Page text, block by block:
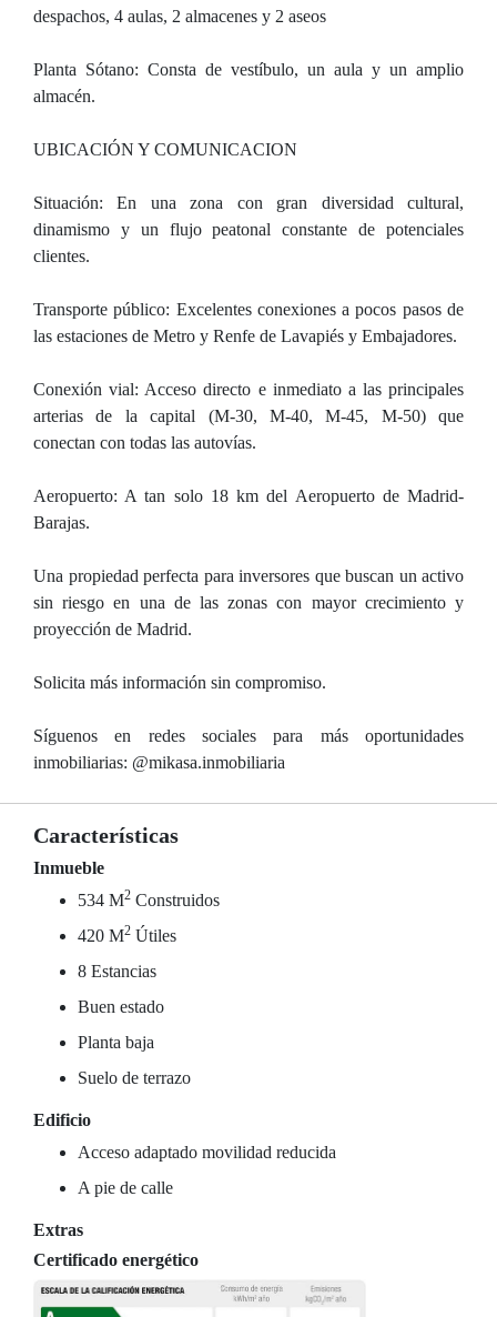
despachos, 4 aulas, 2 almacenes y 2 aseos
Planta Sótano: Consta de vestíbulo, un aula y un amplio
almacén.
UBICACIÓN Y COMUNICACION
Situación: En una zona con gran diversidad cultural,
dinamismo y un flujo peatonal constante de potenciales
clientes.
Transporte público: Excelentes conexiones a pocos pasos de
las estaciones de Metro y Renfe de Lavapiés y Embajadores.
Conexión vial: Acceso directo e inmediato a las principales
arterias de la capital (M-30, M-40, M-45, M-50) que
conectan con todas las autovías.
Aeropuerto: A tan solo 18 km del Aeropuerto de Madrid-
Barajas.
Una propiedad perfecta para inversores que buscan un activo
sin riesgo en una de las zonas con mayor crecimiento y
proyección de Madrid.
Solicita más información sin compromiso.
Síguenos en redes sociales para más oportunidades
inmobiliarias: @mikasa.inmobiliaria
Características
Inmueble
534 M2 Construidos
420 M2 Útiles
8 Estancias
Buen estado
Planta baja
Suelo de terrazo
Edificio
Acceso adaptado movilidad reducida
A pie de calle
Extras
Certificado energético